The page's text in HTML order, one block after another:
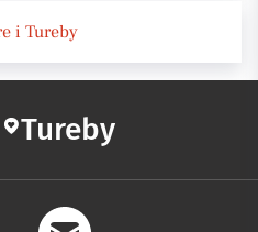
i Tureby
Tureby